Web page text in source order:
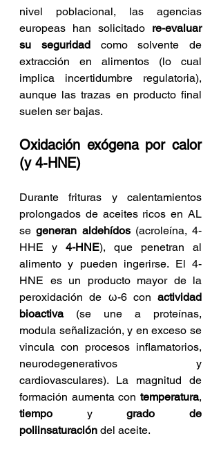
nivel poblacional, las agencias
europeas han solicitado re-evaluar
su seguridad como solvente de
extracción en alimentos (lo cual
implica incertidumbre regulatoria),
aunque las trazas en producto final
suelen ser bajas.
Oxidación exógena por calor
(y 4-HNE)
Durante frituras y calentamientos
prolongados de aceites ricos en AL
se generan aldehídos (acroleína, 4-
HHE y 4-HNE), que penetran al
alimento y pueden ingerirse. El 4-
HNE es un producto mayor de la
peroxidación de ω-6 con actividad
bioactiva (se une a proteínas,
modula señalización, y en exceso se
vincula con procesos inflamatorios,
neurodegenerativos y
cardiovasculares). La magnitud de
formación aumenta con temperatura
tiempo y grado de
poliinsaturación del aceite.